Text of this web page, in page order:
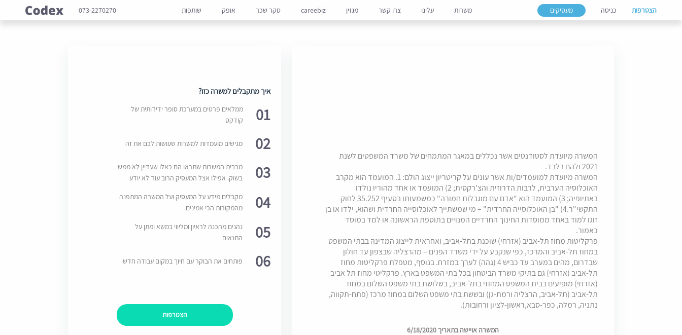
הצטרפות כניסה מעסיקים משרות עלינו צרו קשר מגזין careebiz סקר שכר אופק שותפות 073-2270270
המשרה מיועדת לסטודנטים אשר נכללים במאגר המתמחים של משרד המשפטים לשנת
2021 ולהם בלבד.
המשרה מיועדת למועמדים/ות אשר עונים על קריטריון ייצוג הולם: 1. המועמד הוא מקרב
האוכלוסיה הערבית, לרבות הדרוזית והצ'רקסית; 2) המועמד או אחד מהוריו נולדו
באתיופיה; 3) המועמד הוא "אדם עם מוגבלות חמורה" כמשמעותו בסעיף 35.252 לחוק
התקשי"ר.4) "בן האוכלוסייה החרדית" – מי שמשתייך לאוכלוסייה החרדית ושהוא, ילדו או בן
זוגו למוד באחד ממוסדות החינוך החרדיים המנויים בתוספת הראשונה או למד במוסד
כאמור.
פרקליטות מחוז תל-אביב (אזרחי) שוכנת בתל-אביב, ואחראית לייצוג המדינה בבתי המשפט
במחוז תל-אביב והמרכז, כפי שנקבע על ידי משרד הפנים – מהרצליה שבצפון עד חולון
שבדרום, מהים במערב עד כביש 4 (גהה) לערך במזרח. בנוסף, מטפלת פרקליטות מחוז
תל-אביב (אזרחי) גם בתיקי משרד הביטחון בכל בתי המשפט בארץ. פרקליטי מחוז תל אביב
(אזרחי) מופיעים בבית המשפט המחוזי בתל-אביב, בשלושת בתי משפט השלום במחוז
תל-אביב (תל-אביב, הרצליה ורמת-גן) ובששת בתי משפט השלום במחוז מרכז (פתח-תקווה,
נתניה, רמלה, כפר-סבא,ראשון-לציון ורחובות).
המשרה אויישה בתאריך 6/18/2020
איך מתקבלים למשרה כזו?
01
ממלאים פרטים במערכת סופר ידידותית של
קודקס
02 מגישים מועמדות למשרות שעושות לכם את זה
03
מרבית המשרות שתראו הם כאלו שעדיין לא ממש
בשוק. אפילו אצל המעסיק הרוב עוד לא יודע
04
מקבלים מידע על המעסיק ועל המשרה המתפנה
מהמקורות הכי אמינים
05
נהנים מהכנה לראיון ומליווי במשא ומתן על
התנאים
06 פותחים את הבוקר עם חיוך במקום עבודה חדש
הצטרפות